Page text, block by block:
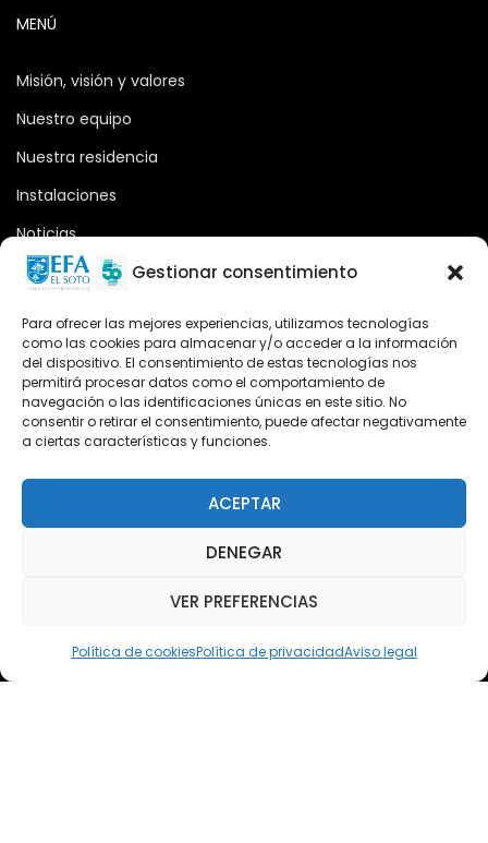
Gestionar consentimiento
Para ofrecer las mejores experiencias, utilizamos tecnologías
como las cookies para almacenar y/o acceder a la información
del dispositivo. El consentimiento de estas tecnologías nos
permitirá procesar datos como el comportamiento de
navegación o las identificaciones únicas en este sitio. No
consentir o retirar el consentimiento, puede afectar negativamente
a ciertas características y funciones.
ACEPTAR
DENEGAR
VER PREFERENCIAS
Política de cookiesPolítica de privacidadAviso legal
MENÚ
Misión, visión y valores
Nuestro equipo
Nuestra residencia
Instalaciones
Noticias
Oferta formativa
Plataforma 2.0
Acceso Cursos UNIR
Teléfono: (+34) 958 455 085
Teléfono: (+34) 618 370 813